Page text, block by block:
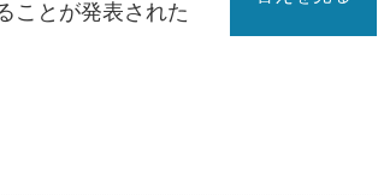
ことが発表された